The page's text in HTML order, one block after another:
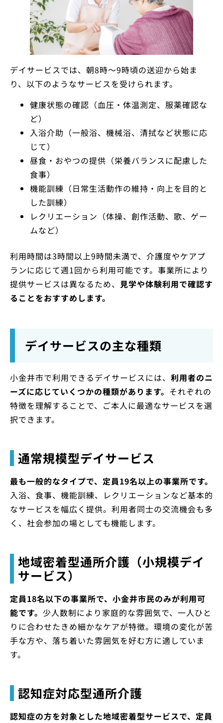
デイサービスでは、朝8時～9時頃の送迎から始ま
り、以下のようなサービスを受けられます。
健康状態の確認（血圧・体温測定、服薬確認な
ど）
入浴介助（一般浴、機械浴、清拭など状態に応
じて）
昼食・おやつの提供（栄養バランスに配慮した
食事）
機能訓練（日常生活動作の維持・向上を目的と
した訓練）
レクリエーション（体操、創作活動、歌、ゲー
ムなど）
利用時間は3時間以上9時間未満で、介護度やケアプ
ランに応じて週1回から利用可能です。事業所により
提供サービスは異なるため、 見学や体験利用で確認す
ることをおすすめします。
デイサービスの主な種類
小金井市で利用できるデイサービスには、 利用者のニ
ーズに応じていくつかの種類があります。 それぞれの
特徴を理解することで、ご本人に最適なサービスを選
択できます。
通常規模型デイサービス
最も一般的なタイプで、定員19名以上の事業所です。
入浴、食事、機能訓練、レクリエーションなど基本的
なサービスを幅広く提供。利用者同士の交流機会も多
く、社会参加の場としても機能します。
地域密着型通所介護（小規模デイ
サービス）
定員18名以下の事業所で、小金井市民のみが利用可
能です。 少人数制により家庭的な雰囲気で、一人ひと
りに合わせたきめ細かなケアが特徴。環境の変化が苦
手な方や、落ち着いた雰囲気を好む方に適していま
す。
認知症対応型通所介護
認知症の方を対象とした地域密着型サービスで、定員